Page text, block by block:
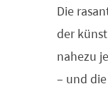
Die
der
nahezu
– und die